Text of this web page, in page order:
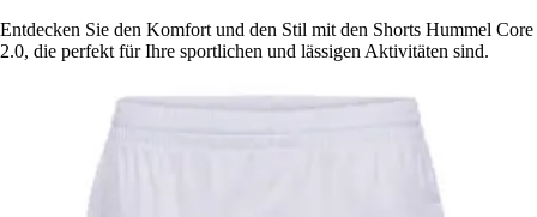
Entdecken Sie den Komfort und den Stil mit den Shorts Hummel Core
2.0, die perfekt für Ihre sportlichen und lässigen Aktivitäten sind.